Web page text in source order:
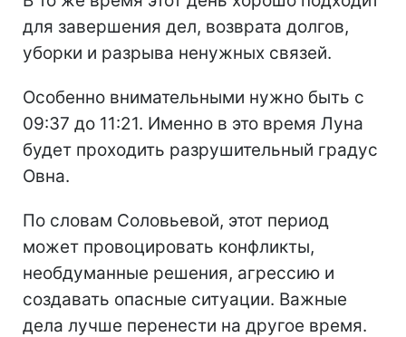
для завершения дел, возврата долгов,
уборки и разрыва ненужных связей.
Особенно внимательными нужно быть с
09:37 до 11:21. Именно в это время Луна
будет проходить разрушительный градус
Овна.
По словам Соловьевой, этот период
может провоцировать конфликты,
необдуманные решения, агрессию и
создавать опасные ситуации. Важные
дела лучше перенести на другое время.